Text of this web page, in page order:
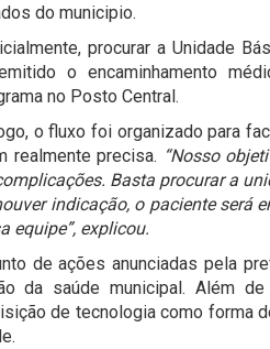
do municipio.
procurar a Unidade
o encaminhamento
no Posto Central.
o fluxo foi organizado para
realmente precisa. “Nosso
Basta procurar a
indicação, o paciente será
equipe”, explicou.
de ações anunciadas pela
da saúde municipal. Além
de tecnologia como forma